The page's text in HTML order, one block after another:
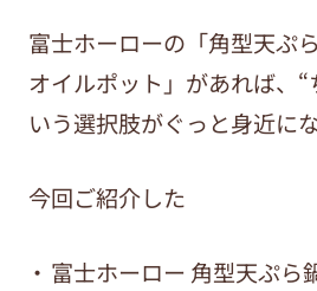
富士ホーローの「角型天ぷ
オイルポット」があれば、
いう選択肢がぐっと身近にな
今回ご紹介した
富士ホーロー 角型天ぷら